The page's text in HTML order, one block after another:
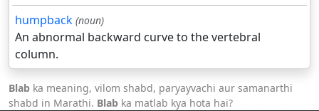
humpback (noun)
An abnormal backward curve to the vertebral
column.
Blab ka meaning, vilom shabd, paryayvachi aur samanarthi
shabd in Marathi. Blab ka matlab kya hota hai?